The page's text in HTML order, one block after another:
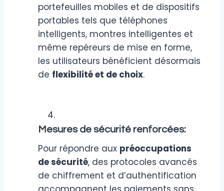
portefeuilles mobiles et de dispositifs
portables tels que téléphones
intelligents, montres intelligentes et
même repéreurs de mise en forme,
les utilisateurs bénéficient désormais
de flexibilité et de choix.
Mesures de sécurité renforcées:
Pour répondre aux préoccupations
de sécurité, des protocoles avancés
de chiffrement et d’authentification